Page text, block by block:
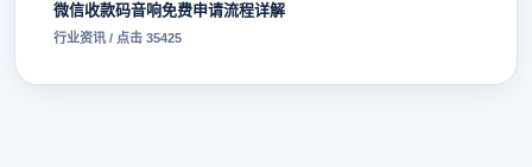
微信收款码音响免费申请流程详解
行业资讯 / 点击 35425